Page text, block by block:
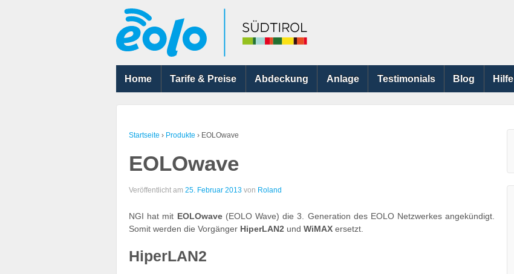
Home Tarife & Preise Abdeckung Anlage Testimonials Blog Hilfe
Startseite › Produkte › EOLOwave
EOLOwave
Veröffentlicht am 25. Februar 2013 von Roland
NGI hat mit EOLOwave(EOLO Wave) die 3. Generation des EOLO Netzwerkes angekündigt.
Somit werden die Vorgänger HiperLAN2 und WiMAX ersetzt.
HiperLAN2